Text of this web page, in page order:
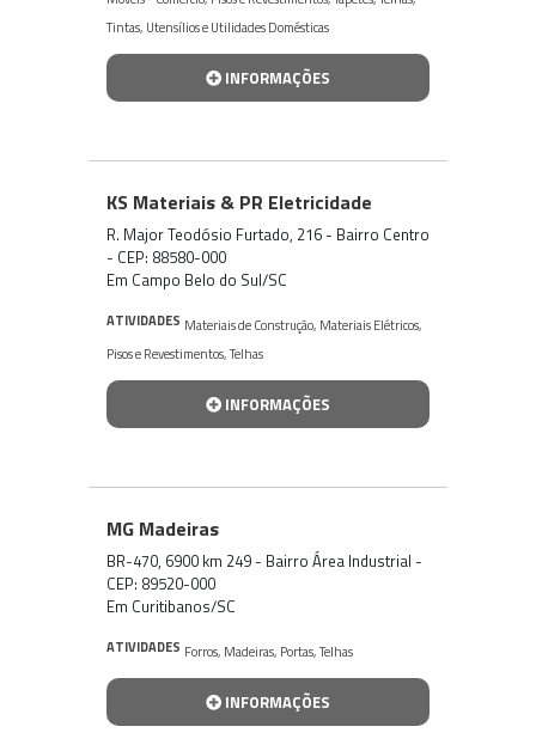
Tintas, Utensílios e Utilidades Domésticas
INFORMAÇÕES
KS Materiais & PR Eletricidade
R. Major Teodósio Furtado, 216 - Bairro Centro
- CEP: 88580-000
Em Campo Belo do Sul/SC
ATIVIDADES Materiais de Construção, Materiais Elétricos,
Pisos e Revestimentos,Telhas
INFORMAÇÕES
MG Madeiras
BR-470, 6900 km 249 - Bairro Área Industrial -
CEP: 89520-000
Em Curitibanos/SC
ATIVIDADES Forros, Madeiras, Portas,Telhas
INFORMAÇÕES